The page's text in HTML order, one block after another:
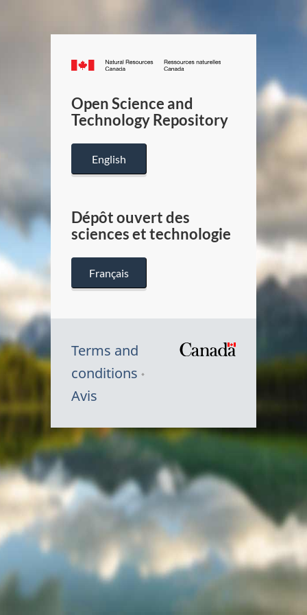
Canada.ca
/
Canada
Open Science and
Technology Repository
English
Dépôt ouvert des
sciences et technologie
Français
Terms and
conditions
Avis
Symbole
du